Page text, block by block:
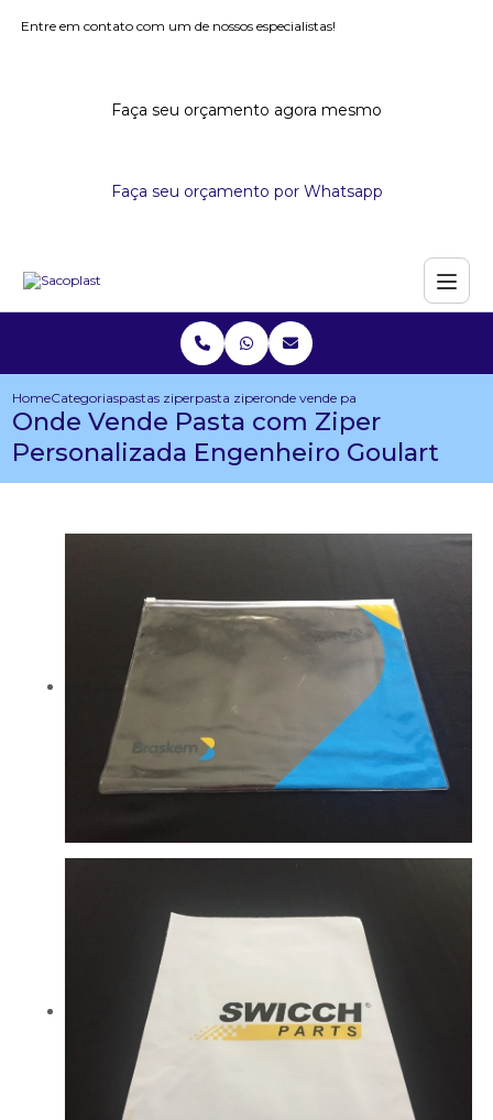
Entre em contato com um de nossos especialistas!
Faça seu orçamento agora mesmo
Faça seu orçamento por Whatsapp
HomeCategoriaspastas ziperpasta ziperonde vende pasta com ziper
Onde Vende Pasta com Ziper
Personalizada Engenheiro Goulart